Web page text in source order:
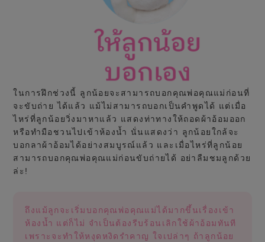
ในการฝึกช่วงนี้ ลูกน้อยจะสามารถบอกคุณพ่อคุณแม่ก่อนที่
จะขับถ่าย ได้แล้ว แม้ไม่สามารถบอกเป็นคำพูดได้ แต่เมื่อ
ไหร่ที่ลูกน้อยวิ่งมาหาแล้ว แสดงท่าทางให้ถอดผ้าอ้อมออก
หรือทำมือชวนไปเข้าห้องน้ำ นั่นแสดงว่า ลูกน้อยใกล้จะ
บอกลาผ้าอ้อมได้อย่างสมบูรณ์แล้ว และเมื่อไหร่ที่ลูกน้อย
สามารถบอกคุณพ่อคุณแม่ก่อนขับถ่ายได้ อย่าลืมชมลูกด้วย
ล่ะ!
ถึงแม้ลูกจะเริ่มบอกคุณพ่อคุณแม่ได้มากขึ้นเรื่องเข้า
ห้องน้ำ แต่ก็ไม่ จำเป็นต้องรีบร้อนเลิกใช้ผ้าอ้อมทันที
เพราะจะทำให้หงุดหงิดรำคาญ ใจเปล่าๆ ถ้าลูกน้อย